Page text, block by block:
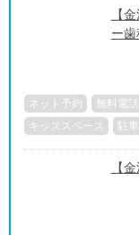
【
ー歯
ネット予約 無料電話
キッズスペース
駐
【